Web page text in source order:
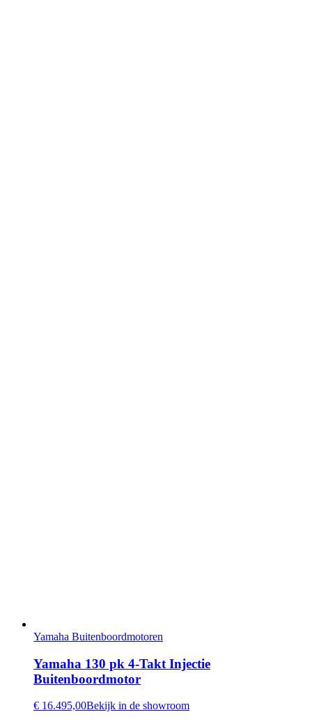
Yamaha Buitenboordmotoren
Yamaha 130 pk 4-Takt Injectie
Buitenboordmotor
€ 16.495,00Bekijk in de showroom